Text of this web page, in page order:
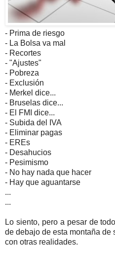
- Prima de riesgo
- La Bolsa va mal
- Recortes
- "Ajustes"
- Pobreza
- Exclusión
- Merkel dice...
- Bruselas dice...
- El FMI dice...
- Subida del IVA
- Eliminar pagas
- EREs
- Desahucios
- Pesimismo
- No hay nada que hacer
- Hay que aguantarse
...
...
Lo siento, pero a pesar de
de debajo de esta montaña de
con otras realidades.